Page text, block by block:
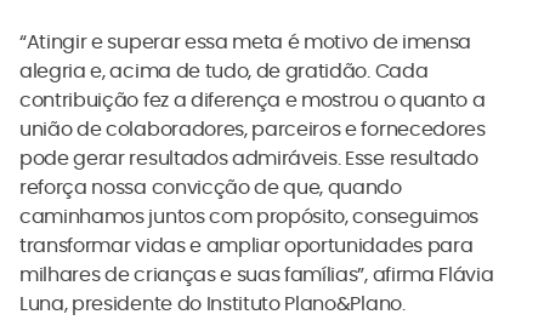
“Atingir e superar essa meta é motivo de imensa
alegria e, acima de tudo, de gratidão. Cada
contribuição fez a diferença e mostrou o quanto a
união de colaboradores, parceiros e fornecedores
pode gerar resultados admiráveis. Esse resultado
reforça nossa convicção de que, quando
caminhamos juntos com propósito, conseguimos
transformar vidas e ampliar oportunidades para
milhares de crianças e suas famílias”, afirma Flávia
Luna, presidente do Instituto Plano&Plano.